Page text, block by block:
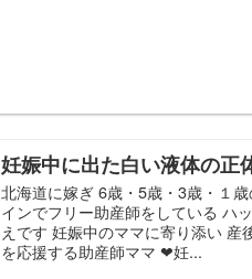
妊娠中に出た白い液体の正
北海道に嫁ぎ 6歳・5歳・3歳・１
インでフリー助産師をしている ハ
えです 妊娠中のママに寄り添い 産
を応援する助産師ママ ❤妊...